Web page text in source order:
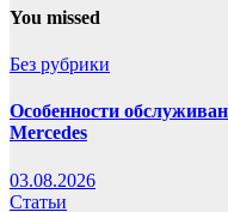
You missed
Без рубрики
Особенности
Mercedes
03.08.2026
Статьи